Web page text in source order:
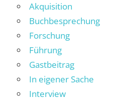
Akquisition
Buchbesprechung
Forschung
Führung
Gastbeitrag
In eigener Sache
Interview